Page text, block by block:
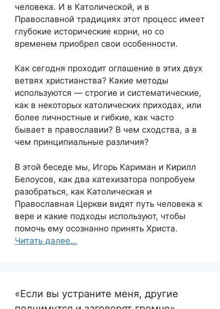
человека. И в Католической, и в
Православной традициях этот процесс имеет
глубокие исторические корни, но со
временем приобрел свои особенности.
Как сегодня проходит оглашение в этих двух
ветвях христианства? Какие методы
используются — строгие и систематические,
как в некоторых католических приходах, или
более личностные и гибкие, как часто
бывает в православии? В чем сходства, а в
чем принципиальные различия?
В этой беседе мы, Игорь Кариман и Кирилл
Белоусов, как два катехизатора попробуем
разобраться, как Католическая и
Православная Церкви видят путь человека к
вере и какие подходы используют, чтобы
помочь ему осознанно принять Христа.
Читать далее…
«Если вы устраните меня, другие